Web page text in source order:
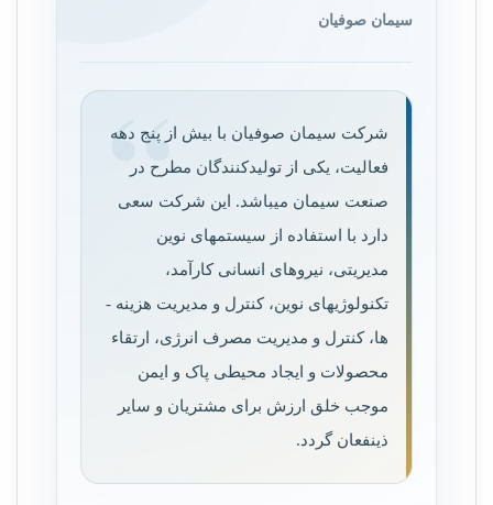
سیمان صوفیان
شرکت سیمان صوفیان با بیش از پنج دهه
فعالیت، یکی از تولیدکنندگان مطرح در
صنعت سیمان می­باشد. این شرکت سعی
دارد با استفاده از سیستم­های نوین
مدیریتی، نیروهای انسانی کارآمد،
تکنولوژی­های نوین، کنترل و مدیریت هزینه ­
ها، کنترل و مدیریت مصرف انرژی، ارتقاء
محصولات و ایجاد محیطی پاک و ایمن
موجب خلق ارزش برای مشتریان و سایر
ذی­نفعان گردد.